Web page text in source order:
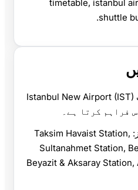
timetable, istanbul
shuttle
HAVAIST صرف Istanbul New Airport (IST)
فراہم کرتا ہے۔
دستیاب اسٹیشنز: Taksim Havaist Station,
Sultanahmet Station,
Beyazit & Aksaray